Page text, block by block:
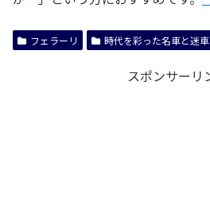
フェラーリ 時代を彩った名車と迷車
スポンサーリ